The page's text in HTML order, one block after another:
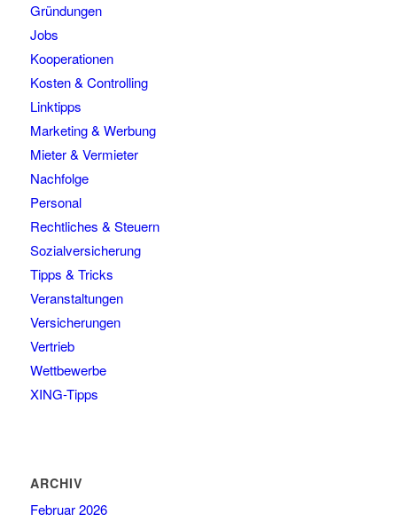
Gründungen
Jobs
Kooperationen
Kosten & Controlling
Linktipps
Marketing & Werbung
Mieter & Vermieter
Nachfolge
Personal
Rechtliches & Steuern
Sozialversicherung
Tipps & Tricks
Veranstaltungen
Versicherungen
Vertrieb
Wettbewerbe
XING-Tipps
ARCHIV
Februar 2026